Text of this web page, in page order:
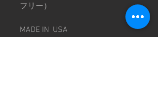
フリー）
MADE IN USA